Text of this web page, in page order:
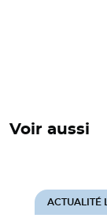
Voir aussi
ACTUALITÉ